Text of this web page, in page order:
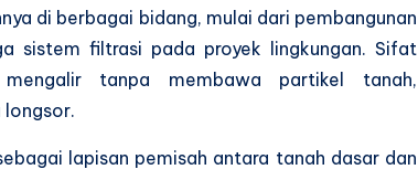
di berbagai bidang, mulai dari pembangunan
sistem filtrasi pada proyek lingkungan. Sifat
tanpa membawa partikel tanah,
longsor.
lapisan pemisah antara tanah dasar dan